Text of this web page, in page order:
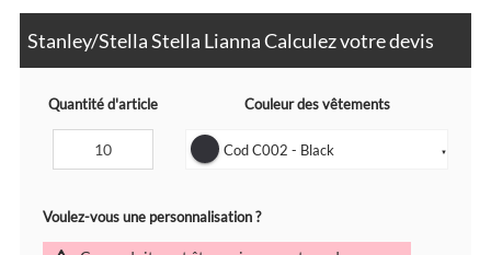
Stanley/Stella Stella Lianna Calculez votre devis
Quantité d'article Couleur des vêtements
Cod C002 - Black ▼
Voulez-vous une personnalisation ?